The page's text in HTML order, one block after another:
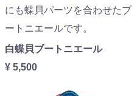
にも蝶貝パーツを合わせたブ
ートニエールです。
白蝶貝ブートニエール
¥ 5,500